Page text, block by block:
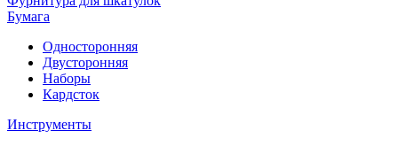
Бумага
Односторонняя
Двусторонняя
Наборы
Кардсток
Инструменты